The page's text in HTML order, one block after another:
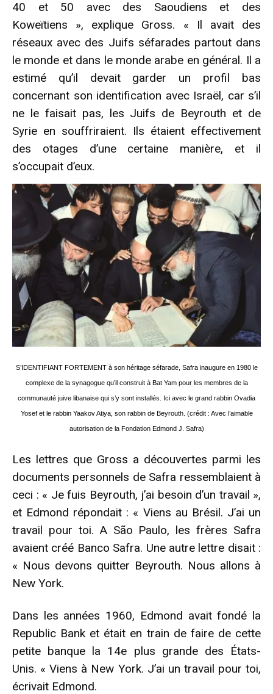
40 et 50 avec des Saoudiens et des
Koweïtiens », explique Gross. « Il avait des
réseaux avec des Juifs séfarades partout dans
le monde et dans le monde arabe en général. Il a
estimé qu’il devait garder un profil bas
concernant son identification avec Israël, car s’il
ne le faisait pas, les Juifs de Beyrouth et de
Syrie en souffriraient. Ils étaient effectivement
des otages d’une certaine manière, et il
s’occupait d’eux.
S’IDENTIFIANT FORTEMENT à son héritage séfarade, Safra inaugure en 1980 le
complexe de la synagogue qu’il construit à Bat Yam pour les membres de la
communauté juive libanaise qui s’y sont installés. Ici avec le grand rabbin Ovadia
Yosef et le rabbin Yaakov Atiya, son rabbin de Beyrouth. (crédit : Avec l’aimable
autorisation de la Fondation Edmond J. Safra)
Les lettres que Gross a découvertes parmi les
documents personnels de Safra ressemblaient à
ceci : « Je fuis Beyrouth, j’ai besoin d’un travail »,
et Edmond répondait : « Viens au Brésil. J’ai un
travail pour toi. A São Paulo, les frères Safra
avaient créé Banco Safra. Une autre lettre disait :
« Nous devons quitter Beyrouth. Nous allons à
New York.
Dans les années 1960, Edmond avait fondé la
Republic Bank et était en train de faire de cette
petite banque la 14e plus grande des États-
Unis. « Viens à New York. J’ai un travail pour toi,
écrivait Edmond.